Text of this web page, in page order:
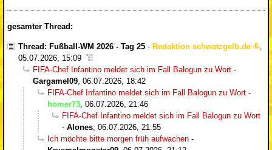
gesamter Thread:
Thread: Fußball-WM 2026 - Tag 25 - Redaktion schwatzgelb.de
05.07.2026, 15:09
FIFA-Chef Infantino meldet sich im Fall Balogun zu Wort -
Gargamel09 06.07.2026, 18:42
FIFA-Chef Infantino meldet sich im Fall Balogun zu Wort -
homer73 06.07.2026, 21:46
FIFA-Chef Infantino meldet sich im Fall Balogun zu Wort
- Alones 06.07.2026, 21:55
Ich möchte bitte morgen früh aufwachen -